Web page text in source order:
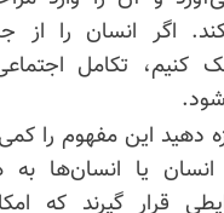
اگر انسان را از
کنیم، تکامل
دهید این مفهوم را
انسان یا انسان‌ها
قرار گیرند که